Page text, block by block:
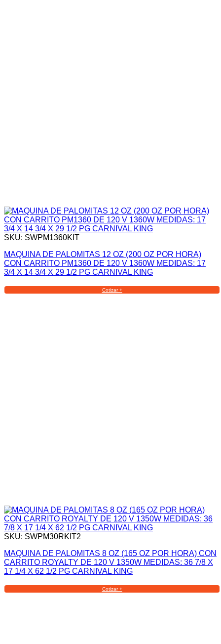
SKU: SWPM1360KIT
MAQUINA DE PALOMITAS 12 OZ (200 OZ POR HORA)
CON CARRITO PM1360 DE 120 V 1360W MEDIDAS: 17
3/4 X 14 3/4 X 29 1/2 PG CARNIVAL KING
Cotizar +
SKU: SWPM30RKIT2
MAQUINA DE PALOMITAS 8 OZ (165 OZ POR HORA) CON
CARRITO ROYALTY DE 120 V 1350W MEDIDAS: 36 7/8 X
17 1/4 X 62 1/2 PG CARNIVAL KING
Cotizar +